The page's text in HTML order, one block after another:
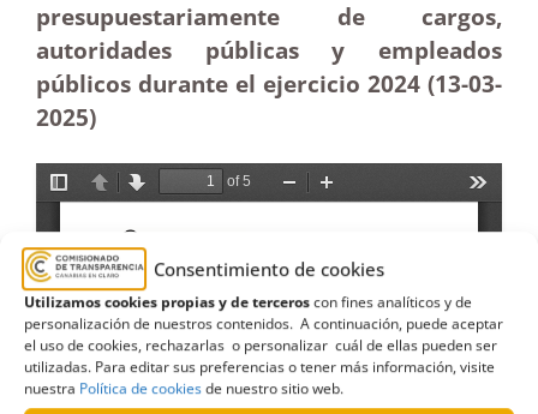
Consentimiento de cookies
Utilizamos cookies propias y de terceroscon fines analíticos y de
personalización de nuestros contenidos. A continuación, puede aceptar
el uso de cookies, rechazarlas o personalizar cuál de ellas pueden ser
utilizadas. Para editar sus preferencias o tener más información, visite
nuestra Política de cookiesde nuestro sitio web.
presupuestariamente de cargos,
autoridades públicas y empleados
públicos durante el ejercicio 2024 (13-03-
2025)